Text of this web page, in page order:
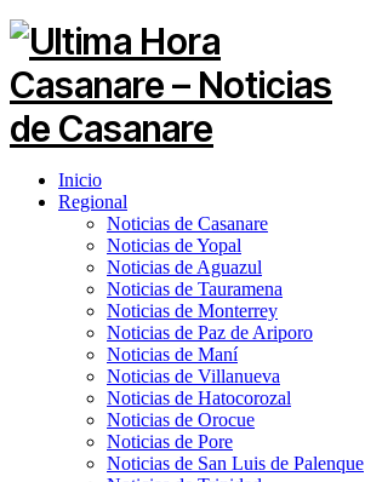
Inicio
Regional
Noticias de Casanare
Noticias de Yopal
Noticias de Aguazul
Noticias de Tauramena
Noticias de Monterrey
Noticias de Paz de Ariporo
Noticias de Maní
Noticias de Villanueva
Noticias de Hatocorozal
Noticias de Orocue
Noticias de Pore
Noticias de San Luis de Palenque